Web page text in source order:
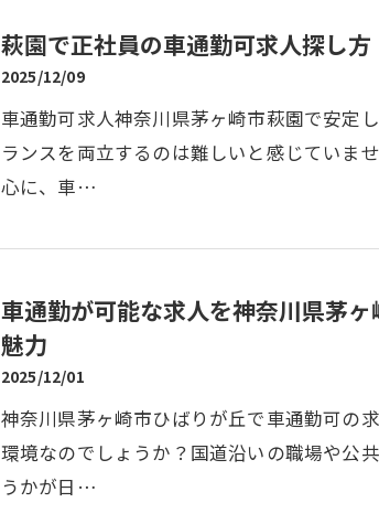
萩園で正社員の車通勤可求人探し方
2025/12/09
車通勤可求人神奈川県茅ヶ崎市萩園で安定
ランスを両立するのは難しいと感じていま
心に、車…
車通勤が可能な求人を神奈川県茅
魅力
2025/12/01
神奈川県茅ヶ崎市ひばりが丘で車通勤可の
環境なのでしょうか？国道沿いの職場や公
うかが日…